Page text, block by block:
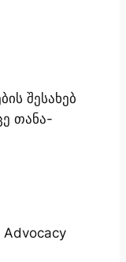
შესახებ
თანა-
Advocacy